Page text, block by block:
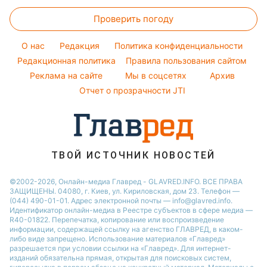
Новости Житомира
Новости Харькова
Елена Зеленская
Кейт Миддлтон
Алла Пугачева
Максим Галкин
Виталий Козловский
Модные ошибки
Новости моды
Советы от Андре Тана
Женские стрижки
Тесты по картинке
Оптические иллюзии
Народные приметы
Все о шоу-бизнесе
Проверить погоду
O нас Редакция
Политика конфиденциальности
Редакционная политика
Правила пользования сайтом
Реклама на сайте
Мы в соцсетях
Архив
Отчет о прозрачности JTI
ТВОЙ ИСТОЧНИК НОВОСТЕЙ
©2002-2026, Онлайн-медиа Главред - GLAVRED.INFO. ВСЕ ПРАВА
ЗАЩИЩЕНЫ. 04080, г. Киев, ул. Кириловская, дом 23. Телефон —
(044) 490-01-01. Адрес электронной почты — info@glavred.info.
Идентификатор онлайн-медиа в Реестре cубъектов в сфере медиа —
R40-01822. Перепечатка, копирование или воспроизведение
информации, содержащей ссылку на агенство ГЛАВРЕД, в каком-
либо виде запрещено. Использование материалов «Главред»
разрешается при условии ссылки на «Главред». Для интернет-
изданий обязательна прямая, открытая для поисковых систем,